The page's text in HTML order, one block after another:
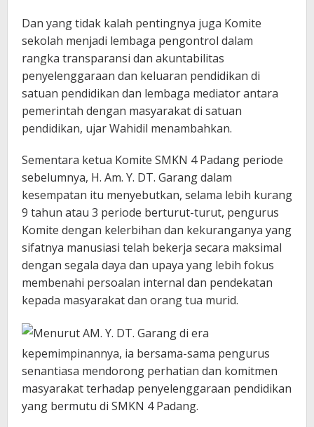
Dan yang tidak kalah pentingnya juga Komite
sekolah menjadi lembaga pengontrol dalam
rangka transparansi dan akuntabilitas
penyelenggaraan dan keluaran pendidikan di
satuan pendidikan dan lembaga mediator antara
pemerintah dengan masyarakat di satuan
pendidikan, ujar Wahidil menambahkan.
Sementara ketua Komite SMKN 4 Padang periode
sebelumnya, H. Am. Y. DT. Garang dalam
kesempatan itu menyebutkan, selama lebih kurang
9 tahun atau 3 periode berturut-turut, pengurus
Komite dengan kelerbihan dan kekuranganya yang
sifatnya manusiasi telah bekerja secara maksimal
dengan segala daya dan upaya yang lebih fokus
membenahi persoalan internal dan pendekatan
kepada masyarakat dan orang tua murid.
Menurut AM. Y. DT. Garang di era
kepemimpinannya, ia bersama-sama pengurus
senantiasa mendorong perhatian dan komitmen
masyarakat terhadap penyelenggaraan pendidikan
yang bermutu di SMKN 4 Padang.